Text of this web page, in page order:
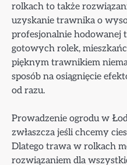
rolkach to także
uzyskanie trawnika o
profesjonalnie hodowanej
gotowych rolek,
pięknym trawnikiem
sposób na osiągnięcie
od razu.
Prowadzenie ogrodu w
zwłaszcza jeśli chcemy
Dlatego trawa w rolkach
rozwiązaniem dla